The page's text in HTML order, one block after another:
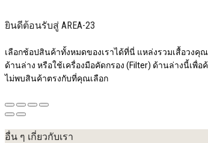
ยินดีต้อนรับสู่ AREA-23
เลือกช้อปสินค้าทั้งหมดของเราได้ที่นี่ แหล่งรวมเสื้อวงคุ
ด้านล่าง หรือใช้เครื่องมือคัดกรอง (Filter) ด้านล่างนี้เ
ไม่พบสินค้าตรงกับที่คุณเลือก
อื่น ๆ เกี่ยวกับเรา